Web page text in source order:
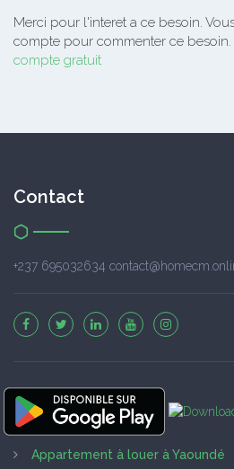
Merci pour l'interet a ce besoin.
compte pour commenter ce besoin.
compte gratuit
Contact
+237 695032634
Appartement à louer à Yaoundé